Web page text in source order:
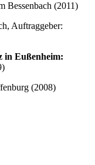
Bessenbach (2011)
Auftraggeber:
in Eußenheim:
(2008)